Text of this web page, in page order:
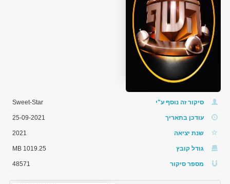
סיקור זה נוסף ע"י Sweet-Star
עודכן בתאריך 25-09-2021
שנת יציאה 2021
גודל קובץ 1019.25 MB
מספר סיקור 48571